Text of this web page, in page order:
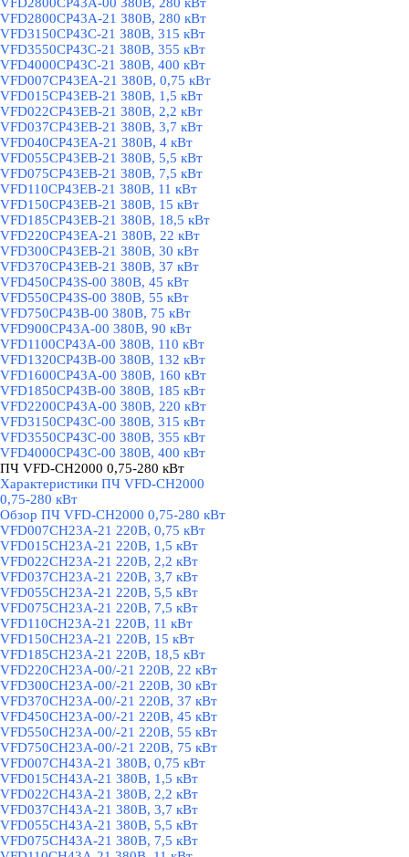
VFD2800CP43A-21 380В, 280 кВт
VFD3150CP43C-21 380В, 315 кВт
VFD3550CP43C-21 380В, 355 кВт
VFD4000CP43C-21 380В, 400 кВт
VFD007CP43EA-21 380В, 0,75 кВт
VFD015CP43EB-21 380В, 1,5 кВт
VFD022CP43EB-21 380В, 2,2 кВт
VFD037CP43EB-21 380В, 3,7 кВт
VFD040CP43EA-21 380В, 4 кВт
VFD055CP43EB-21 380В, 5,5 кВт
VFD075CP43EB-21 380В, 7,5 кВт
VFD110CP43EB-21 380В, 11 кВт
VFD150CP43EB-21 380В, 15 кВт
VFD185CP43EB-21 380В, 18,5 кВт
VFD220CP43EA-21 380В, 22 кВт
VFD300CP43EB-21 380В, 30 кВт
VFD370CP43EB-21 380В, 37 кВт
VFD450CP43S-00 380В, 45 кВт
VFD550CP43S-00 380В, 55 кВт
VFD750CP43B-00 380В, 75 кВт
VFD900CP43A-00 380В, 90 кВт
VFD1100CP43A-00 380В, 110 кВт
VFD1320CP43B-00 380В, 132 кВт
VFD1600CP43A-00 380В, 160 кВт
VFD1850CP43B-00 380В, 185 кВт
VFD2200CP43A-00 380В, 220 кВт
VFD3150CP43C-00 380В, 315 кВт
VFD3550CP43C-00 380В, 355 кВт
VFD4000CP43C-00 380В, 400 кВт
ПЧ VFD-CH2000 0,75-280 кВт
Характеристики ПЧ VFD-CH2000
0,75-280 кВт
Обзор ПЧ VFD-CH2000 0,75-280 кВт
VFD007CH23A-21 220В, 0,75 кВт
VFD015CH23A-21 220В, 1,5 кВт
VFD022CH23A-21 220В, 2,2 кВт
VFD037CH23A-21 220В, 3,7 кВт
VFD055CH23A-21 220В, 5,5 кВт
VFD075CH23A-21 220В, 7,5 кВт
VFD110CH23A-21 220В, 11 кВт
VFD150CH23A-21 220В, 15 кВт
VFD185CH23A-21 220В, 18,5 кВт
VFD220CH23A-00/-21 220В, 22 кВт
VFD300CH23A-00/-21 220В, 30 кВт
VFD370CH23A-00/-21 220В, 37 кВт
VFD450CH23A-00/-21 220В, 45 кВт
VFD550CH23A-00/-21 220В, 55 кВт
VFD750CH23A-00/-21 220В, 75 кВт
VFD007CH43A-21 380В, 0,75 кВт
VFD015CH43A-21 380В, 1,5 кВт
VFD022CH43A-21 380В, 2,2 кВт
VFD037CH43A-21 380В, 3,7 кВт
VFD055CH43A-21 380В, 5,5 кВт
VFD075CH43A-21 380В, 7,5 кВт